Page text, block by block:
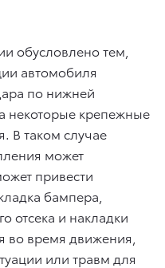
обусловлено тем,
автомобиля
по нижней
некоторые крепежные
В таком случае
может
привести
бампера,
отсека и накладки
во время движения,
или травм для